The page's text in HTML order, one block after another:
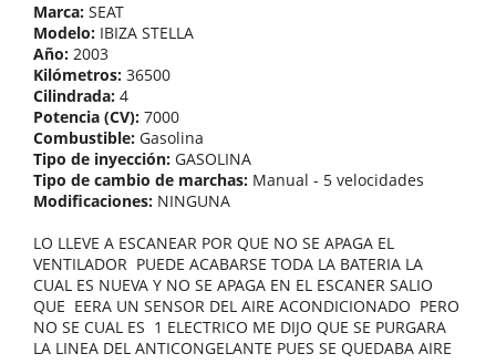
Marca: SEAT
Modelo: IBIZA STELLA
Año: 2003
Kilómetros: 36500
Cilindrada: 4
Potencia (CV): 7000
Combustible: Gasolina
Tipo de inyección: GASOLINA
Tipo de cambio de marchas: Manual - 5 velocidades
Modificaciones: NINGUNA
LO LLEVE A ESCANEAR POR QUE NO SE APAGA EL
VENTILADOR PUEDE ACABARSE TODA LA BATERIA LA
CUAL ES NUEVA Y NO SE APAGA EN EL ESCANER SALIO
QUE EERA UN SENSOR DEL AIRE ACONDICIONADO PERO
NO SE CUAL ES 1 ELECTRICO ME DIJO QUE SE PURGARA
LA LINEA DEL ANTICONGELANTE PUES SE QUEDABA AIRE